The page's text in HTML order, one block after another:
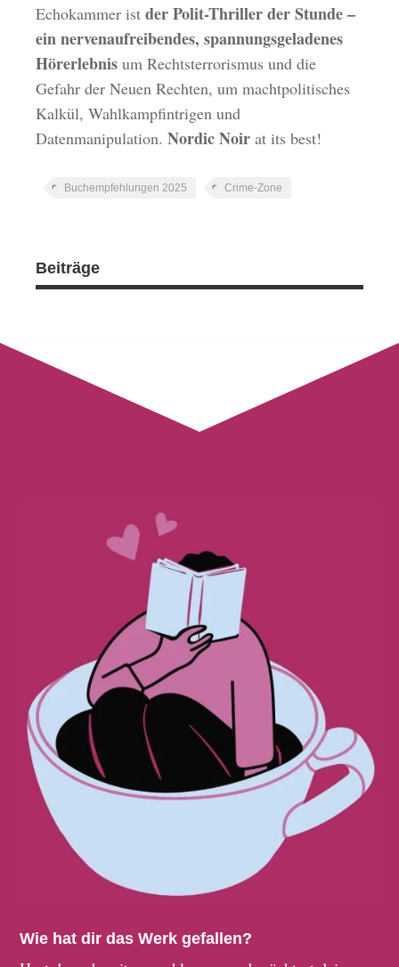
Echokammer istder Polit-Thriller der Stunde –
ein nervenaufreibendes, spannungsgeladenes
Hörerlebnis um Rechtsterrorismus und die
Gefahr der Neuen Rechten, um machtpolitisches
Kalkül, Wahlkampfintrigen und
Datenmanipulation.Nordic Noir at its best!
Buchempfehlungen 2025 Crime-Zone
Beiträge
Wie hat dir das Werk gefallen?